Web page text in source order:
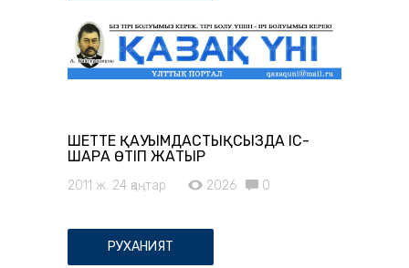
ШЕТТЕ ҚАУЫМДАСТЫҚСЫЗДА ІС-
ШАРА ӨТІП ЖАТЫР
2011 ж. 24 қаңтар 2026 0
РУХАНИЯТ